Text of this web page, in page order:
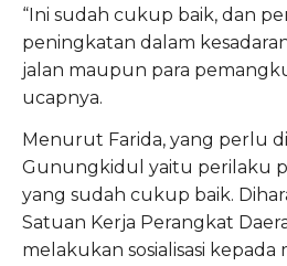
“Ini sudah cukup baik, dan
peningkatan dalam
jalan maupun para
ucapnya.
Menurut Farida, yang perlu
Gunungkidul yaitu perilaku
yang sudah cukup baik.
Satuan Kerja Perangkat
melakukan sosialisasi kepada